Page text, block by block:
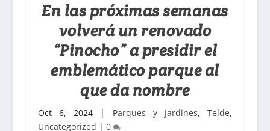
En las próximas semanas
volverá un renovado
“Pinocho” a presidir el
emblemático parque al
que da nombre
Oct 6, 2024 | Parques y Jardines,Telde,
Uncategorized | 0